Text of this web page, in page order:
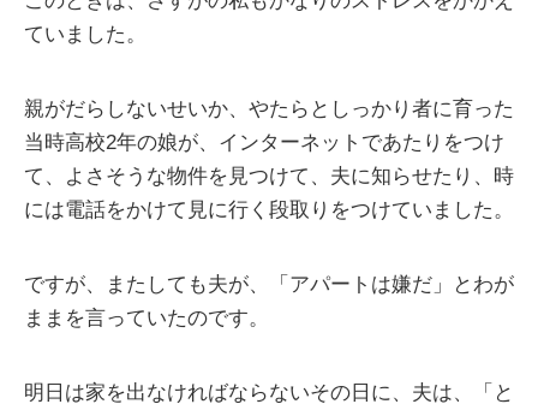
ていました。
親がだらしないせいか、やたらとしっかり者に育った
当時高校2年の娘が、インターネットであたりをつけ
て、よさそうな物件を見つけて、夫に知らせたり、時
には電話をかけて見に行く段取りをつけていました。
ですが、またしても夫が、「アパートは嫌だ」とわが
ままを言っていたのです。
明日は家を出なければならないその日に、夫は、「と